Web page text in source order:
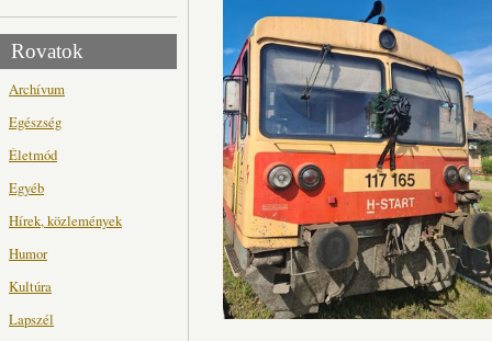
Rovatok
Archívum
Egészség
Életmód
Egyéb
Hírek, közlemények
Humor
Kultúra
Lapszél